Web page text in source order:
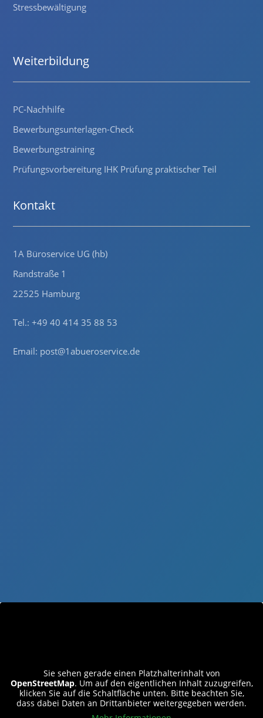
Stressbewältigung
Weiterbildung
PC-Nachhilfe
Bewerbungsunterlagen-Check
Bewerbungstraining
Prüfungsvorbereitung IHK Prüfung praktischer Teil
Kontakt
1A Büroservice UG (hb)
Randstraße 1
22525 Hamburg
Tel.: +49 40 414 35 88 53
Email: post@1abueroservice.de
Sie sehen gerade einen Platzhalterinhalt von
OpenStreetMap. Um auf den eigentlichen Inhalt zuzugreifen,
klicken Sie auf die Schaltfläche unten. Bitte beachten Sie,
dass dabei Daten an Drittanbieter weitergegeben werden.